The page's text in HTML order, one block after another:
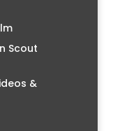
Scout
&